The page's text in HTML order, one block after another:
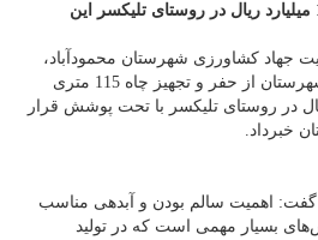
کشاورزی 115 متری با اعتبار 18 میلیارد ریال در روستای تلیکسر این
جهاد کشاورزی شهرستان محمودآباد،
سیدحسین اسلامی، مدیر این شهرستان از حفر و تجهیز چاه 115 متری
18 میلیارد ریال در روستای تلیکسر با تحت پوشش قرار
گفت: اهمیت سالم بودن و آبدهی مناسب
بسیار مهمی است که در تولید